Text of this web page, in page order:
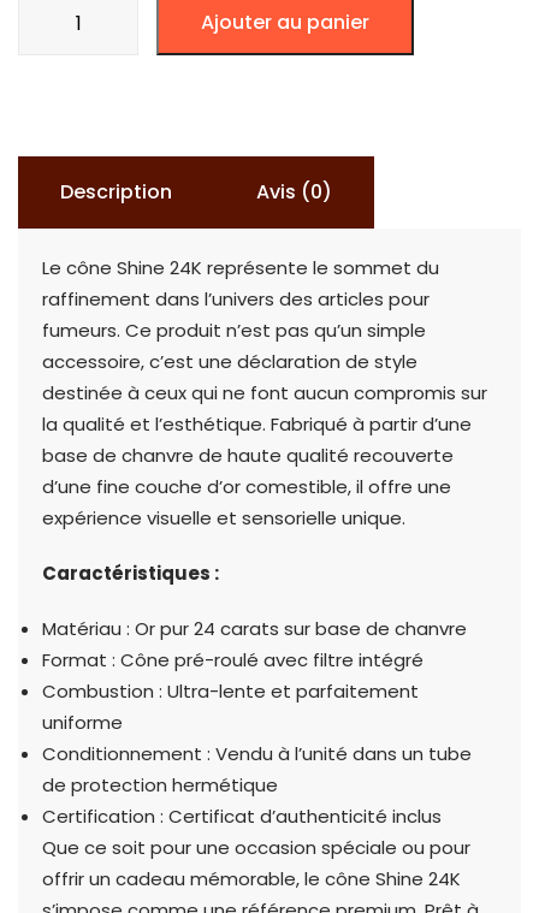
Ajouter au panier
Description Avis (0)
Le cône Shine 24K représente le sommet du
raffinement dans l’univers des articles pour
fumeurs. Ce produit n’est pas qu’un simple
accessoire, c’est une déclaration de style
destinée à ceux qui ne font aucun compromis sur
la qualité et l’esthétique. Fabriqué à partir d’une
base de chanvre de haute qualité recouverte
d’une fine couche d’or comestible, il offre une
expérience visuelle et sensorielle unique.
Caractéristiques :
Matériau : Or pur 24 carats sur base de chanvre
Format : Cône pré-roulé avec filtre intégré
Combustion : Ultra-lente et parfaitement
uniforme
Conditionnement : Vendu à l’unité dans un tube
de protection hermétique
Certification : Certificat d’authenticité inclus
Que ce soit pour une occasion spéciale ou pour
offrir un cadeau mémorable, le cône Shine 24K